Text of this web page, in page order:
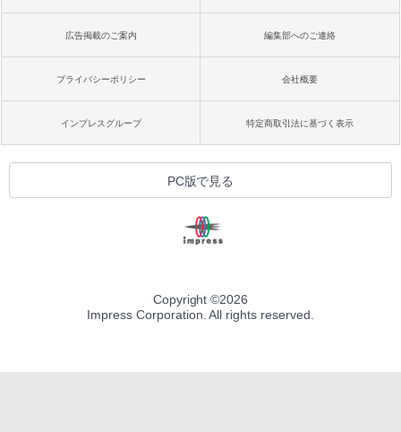
広告掲載のご案内 編集部へのご連絡
プライバシーポリシー 会社概要
インプレスグループ 特定商取引法に基づく表示
PC版で見る
Copyright ©2026
Impress Corporation. All rights reserved.